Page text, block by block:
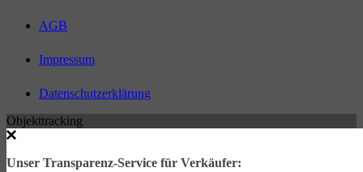
AGB
Impressum
Datenschutzerklärung
Objekttracking
Unser Transparenz-Service für Verkäufer: